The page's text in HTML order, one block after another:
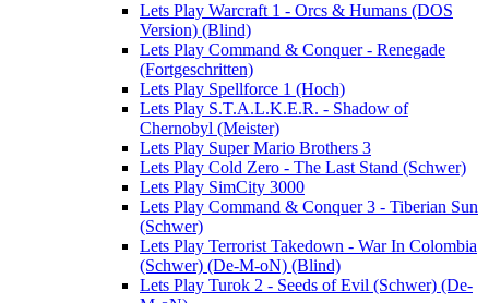
Lets Play Warcraft 1 - Orcs & Humans (DOS
Version) (Blind)
Lets Play Command & Conquer - Renegade
(Fortgeschritten)
Lets Play Spellforce 1 (Hoch)
Lets Play S.T.A.L.K.E.R. - Shadow of
Chernobyl (Meister)
Lets Play Super Mario Brothers 3
Lets Play Cold Zero - The Last Stand (Schwer)
Lets Play SimCity 3000
Lets Play Command & Conquer 3 - Tiberian Sun
(Schwer)
Lets Play Terrorist Takedown - War In Colombia
(Schwer) (De-M-oN) (Blind)
Lets Play Turok 2 - Seeds of Evil (Schwer) (De-